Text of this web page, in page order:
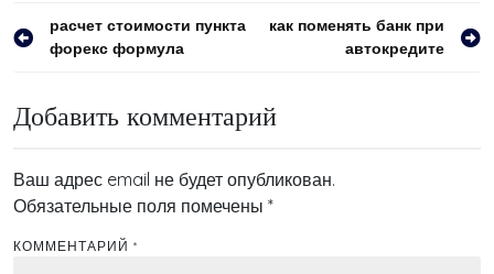
Навигация
расчет стоимости пункта
форекс формула
как поменять банк при
автокредите
Добавить комментарий
Ваш адрес email не будет опубликован.
Обязательные поля помечены *
КОММЕНТАРИЙ *